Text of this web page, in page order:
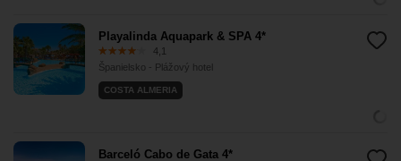
Playalinda Aquapark & SPA 4*
4,1
Španielsko - Plážový hotel
COSTA ALMERIA
Barceló Cabo de Gata 4*